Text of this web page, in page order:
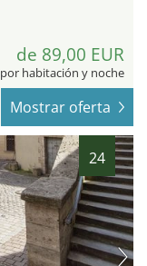
de 89,00 EUR
por habitación y noche
Mostrar oferta
24